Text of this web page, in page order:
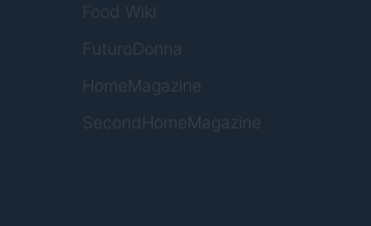
Food Wiki
FuturoDonna
HomeMagazine
SecondHomeMagazine